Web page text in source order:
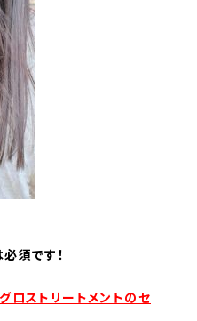
須です！
ロストリートメントのセ